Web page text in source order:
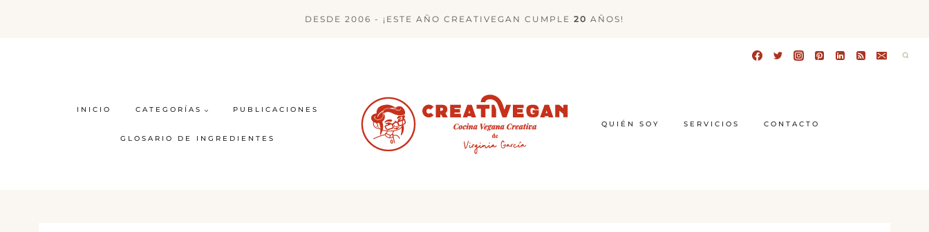
DESDE 2006 - ¡ESTE AÑO CREATIVEGAN CUMPLE 20 AÑOS!
INICIO CATEGORÍAS PUBLICACIONES
GLOSARIO DE INGREDIENTES
QUIÉN SOY SERVICIOS CONTACTO